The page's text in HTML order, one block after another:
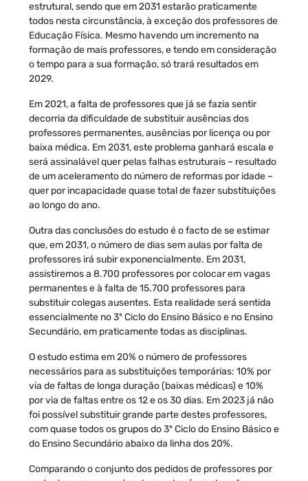
estrutural, sendo que em 2031 estarão praticamente
todos nesta circunstância, à exceção dos professores de
Educação Física. Mesmo havendo um incremento na
formação de mais professores, e tendo em consideração
o tempo para a sua formação, só trará resultados em
2029.
Em 2021, a falta de professores que já se fazia sentir
decorria da dificuldade de substituir ausências dos
professores permanentes, ausências por licença ou por
baixa médica. Em 2031, este problema ganhará escala e
será assinalável quer pelas falhas estruturais – resultado
de um aceleramento do número de reformas por idade –
quer por incapacidade quase total de fazer substituições
ao longo do ano.
Outra das conclusões do estudo é o facto de se estimar
que, em 2031, o número de dias sem aulas por falta de
professores irá subir exponencialmente. Em 2031,
assistiremos a 8.700 professores por colocar em vagas
permanentes e à falta de 15.700 professores para
substituir colegas ausentes. Esta realidade será sentida
essencialmente no 3º Ciclo do Ensino Básico e no Ensino
Secundário, em praticamente todas as disciplinas.
O estudo estima em 20% o número de professores
necessários para as substituições temporárias: 10% por
via de faltas de longa duração (baixas médicas) e 10%
por via de faltas entre os 12 e os 30 dias. Em 2023 já não
foi possível substituir grande parte destes professores,
com quase todos os grupos do 3º Ciclo do Ensino Básico e
do Ensino Secundário abaixo da linha dos 20%.
Comparando o conjunto dos pedidos de professores por